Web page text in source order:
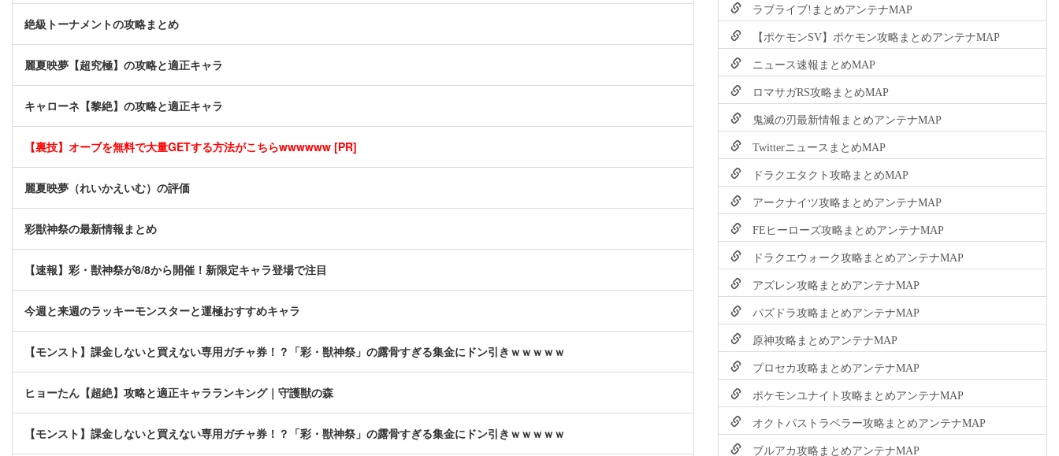
絶級トーナメントの攻略まとめ
麗夏映夢【超究極】の攻略と適正キャラ
キャローネ【黎絶】の攻略と適正キャラ
【裏技】オーブを無料で大量GETする方法がこちらwwwwww [PR]
麗夏映夢（れいかえいむ）の評価
彩獣神祭の最新情報まとめ
【速報】彩・獣神祭が8/8から開催！新限定キャラ登場で注目
今週と来週のラッキーモンスターと運極おすすめキャラ
【モンスト】課金しないと買えない専用ガチャ券！？「彩・獣神祭」の露骨すぎる集金にドン引きｗｗｗｗｗ
ヒョーたん【超絶】攻略と適正キャラランキング｜守護獣の森
【モンスト】課金しないと買えない専用ガチャ券！？「彩・獣神祭」の露骨すぎる集金にドン引きｗｗｗｗｗ
ラブライブ!まとめアンテナMAP
【ポケモンSV】ポケモン攻略まとめアンテナMAP
ニュース速報まとめMAP
ロマサガRS攻略まとめMAP
鬼滅の刃最新情報まとめアンテナMAP
TwitterニュースまとめMAP
ドラクエタクト攻略まとめMAP
アークナイツ攻略まとめアンテナMAP
FEヒーローズ攻略まとめアンテナMAP
ドラクエウォーク攻略まとめアンテナMAP
アズレン攻略まとめアンテナMAP
パズドラ攻略まとめアンテナMAP
原神攻略まとめアンテナMAP
プロセカ攻略まとめアンテナMAP
ポケモンユナイト攻略まとめアンテナMAP
オクトパストラベラー攻略まとめアンテナMAP
ブルアカ攻略まとめアンテナMAP